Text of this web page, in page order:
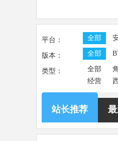
平台： 全部
版本： 全部
类型： 全部
经营
站长推荐